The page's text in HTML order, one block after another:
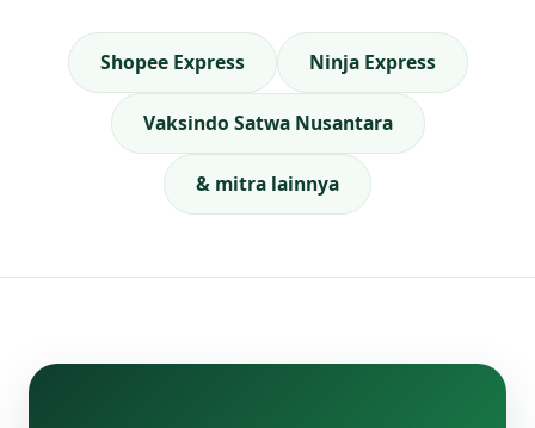
Shopee Express Ninja Express
Vaksindo Satwa Nusantara
& mitra lainnya